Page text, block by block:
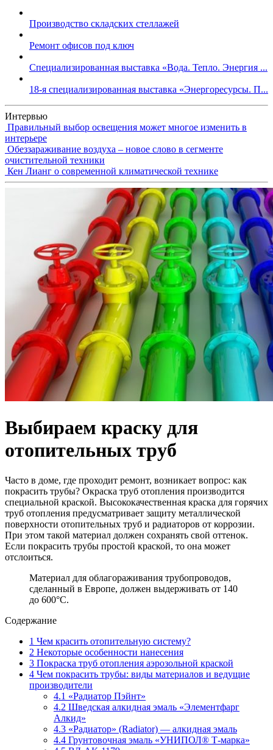
Производство складских стеллажей
Ремонт офисов под ключ
Специализированная выставка «Вода. Тепло. Энергия ...
18-я специализированная выставка «Энергоресурсы. П...
Интервью
Правильный выбор освещения может многое изменить в
интерьере
Обеззараживание воздуха – новое слово в сегменте
очистительной техники
Кен Лианг о современной климатической технике
Выбираем краску для
отопительных труб
Часто в доме, где проходит ремонт, возникает вопрос: как
покрасить трубы? Окраска труб отопления производится
специальной краской. Высококачественная краска для горячих
труб отопления предусматривает защиту металлической
поверхности отопительных труб и радиаторов от коррозии.
При этом такой материал должен сохранять свой оттенок.
Если покрасить трубы простой краской, то она может
отслоиться.
Материал для облагораживания трубопроводов,
сделанный в Европе, должен выдерживать от 140
до 600°С.
Содержание
1 Чем красить отопительную систему?
2 Некоторые особенности нанесения
3 Покраска труб отопления аэрозольной краской
4 Чем покрасить трубы: виды материалов и ведущие
производители
4.1 «Радиатор Пэйнт»
4.2 Шведская алкидная эмаль «Элементфарг
Алкид»
4.3 «Радиатор» (Radiator) — алкидная эмаль
4.4 Грунтовочная эмаль «УНИПОЛ® Т-марка»